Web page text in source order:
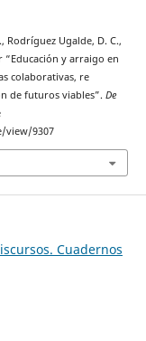
Rodríguez Ugalde, D. C.,
“Educación y arraigo en
colaborativas, re
de futuros viables”. De
view/9307
Cuadernos